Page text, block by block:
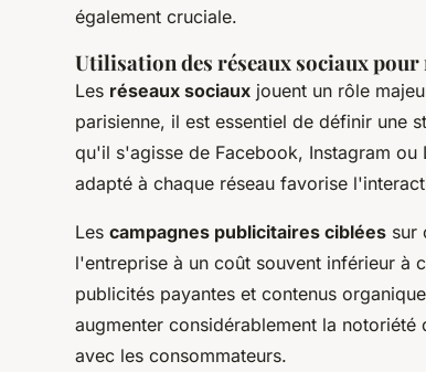
également cruciale.
Utilisation des réseaux sociaux
Les réseaux sociaux jouent un rôle
parisienne, il est essentiel de définir une
qu'il s'agisse de Facebook, Instagram
adapté à chaque réseau favorise
Les campagnes publicitaires ciblées sur
l'entreprise à un coût souvent inférieur à
publicités payantes et contenus
augmenter considérablement la
avec les consommateurs.